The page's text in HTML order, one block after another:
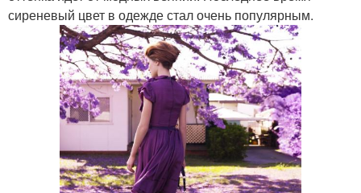
сиреневый цвет в одежде стал очень популярным.